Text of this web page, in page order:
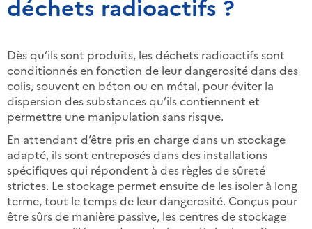
Dès qu’ils sont produits, les déchets radioactifs sont
conditionnés en fonction de leur dangerosité dans des
colis, souvent en béton ou en métal, pour éviter la
dispersion des substances qu’ils contiennent et
permettre une manipulation sans risque.
En attendant d’être pris en charge dans un stockage
adapté, ils sont entreposés dans des installations
spécifiques qui répondent à des règles de sûreté
strictes. Le stockage permet ensuite de les isoler à long
terme, tout le temps de leur dangerosité. Conçus pour
être sûrs de manière passive, les centres de stockage